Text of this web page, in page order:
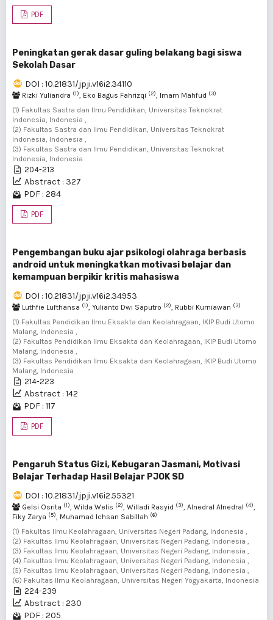
PDF
Peningkatan gerak dasar guling belakang bagi siswa
Sekolah Dasar
DOI : 10.21831/jpji.v16i2.34110
Rizki Yuliandra (1), Eko Bagus Fahrizqi (2), Imam Mahfud (3)
(1) Fakultas Sastra dan Ilmu Pendidikan, Universitas Teknokrat
Indonesia, Indonesia ,
(2) Fakultas Sastra dan Ilmu Pendidikan, Universitas Teknokrat
Indonesia, Indonesia ,
(3) Fakultas Sastra dan Ilmu Pendidikan, Universitas Teknokrat
Indonesia, Indonesia
204-213
Abstract : 327
PDF : 284
PDF
Pengembangan buku ajar psikologi olahraga berbasis
android untuk meningkatkan motivasi belajar dan
kemampuan berpikir kritis mahasiswa
DOI : 10.21831/jpji.v16i2.34953
Luthfie Lufthansa (1), Yulianto Dwi Saputro (2), Rubbi Kurniawan (3)
(1) Fakultas Pendidikan Ilmu Eksakta dan Keolahragaan, IKIP Budi Utomo
Malang, Indonesia ,
(2) Fakultas Pendidikan Ilmu Eksakta dan Keolahragaan, IKIP Budi Utomo
Malang, Indonesia ,
(3) Fakultas Pendidikan Ilmu Eksakta dan Keolahragaan, IKIP Budi Utomo
Malang, Indonesia
214-223
Abstract : 142
PDF : 117
PDF
Pengaruh Status Gizi, Kebugaran Jasmani, Motivasi
Belajar Terhadap Hasil Belajar PJOK SD
DOI : 10.21831/jpji.v16i2.55321
Gelsi Osrita (1), Wilda Welis (2), Willadi Rasyid (3), Alnedral Alnedral (4),
Fiky Zarya (5), Muhamad Ichsan Sabillah (6)
(1) Fakultas Ilmu Keolahragaan, Universitas Negeri Padang, Indonesia ,
(2) Fakultas Ilmu Keolahragaan, Universitas Negeri Padang, Indonesia ,
(3) Fakultas Ilmu Keolahragaan, Universitas Negeri Padang, Indonesia ,
(4) Fakultas Ilmu Keolahragaan, Universitas Negeri Padang, Indonesia ,
(5) Fakultas Ilmu Keolahragaan, Universitas Negeri Padang, Indonesia ,
(6) Fakultas Ilmu Keolahragaan, Universitas Negeri Yogyakarta, Indonesia
224-239
Abstract : 230
PDF : 205